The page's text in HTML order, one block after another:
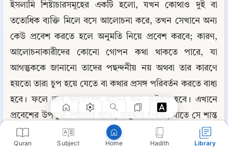
Quran Subject Home Hadith Library
ইসলামি শিষ্টাচারসমূহের একটি হলো, যখন কোথাও দুই বা
ততোধিক ব্যক্তি মিলে বসে আলোচনা করে, তখন সেখানে অন্য
কেউ প্রবেশ করতে হলে অনুমতি নিয়ে প্রবেশ করবে; কারণ,
আলোচনাকারীদের কোনো গোপন কথা থাকতে পারে, যা
আগন্তুককে জানানো তাদের পছন্দনীয় নয় অথবা তার কারণে
হয়তো তারা চুপ হয়ে যেতে বা কথার প্রসঙ্গ পরিবর্তন করতে বাধ্য
হবে। ফলে তার অনুপ্রবেশ তাদের জন্য কষ্টকর হবে। এখানে
প্রবেশের উপযুক্ত শিষ্টাচার হলো, অনুমতি চাওয়া; যাতে সে শান্ত
লাভ করতে পারে এবং তার আগমনে আনন্দিত হয়।
Copy